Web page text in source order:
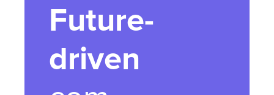
Future-
driven